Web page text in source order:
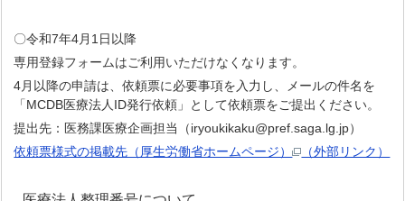
〇令和7年4月1日以降
専用登録フォームはご利用いただけなくなります。
4月以降の申請は、依頼票に必要事項を入力し、メールの件名を
「MCDB医療法人ID発行依頼」として依頼票をご提出ください。
提出先：医務課医療企画担当（iryoukikaku@pref.saga.lg.jp）
依頼票様式の掲載先（厚生労働省ホームページ）
（外部リンク）